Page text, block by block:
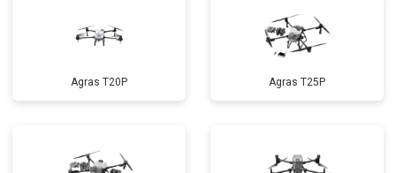
Agras T20P Agras T25P